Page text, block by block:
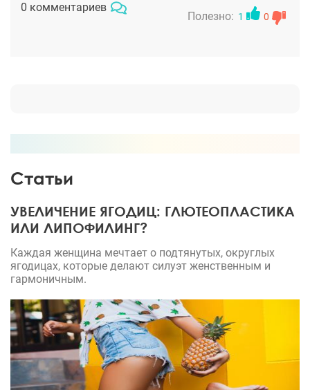
0 комментариев
Полезно: 1 0
Статьи
УВЕЛИЧЕНИЕ ЯГОДИЦ: ГЛЮТЕОПЛАСТИКА
ИЛИ ЛИПОФИЛИНГ?
Каждая женщина мечтает о подтянутых, округлых
ягодицах, которые делают силуэт женственным и
гармоничным.